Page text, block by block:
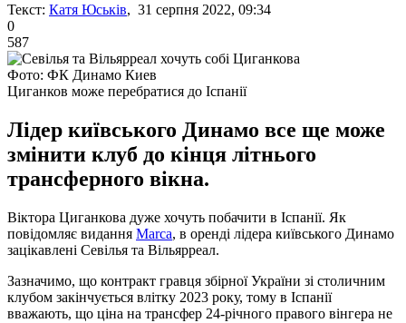
Текст: Катя Юськів, 31 серпня 2022, 09:34
0
587
Фото: ФК Динамо Киев
Циганков може перебратися до Іспанії
Лідер київського Динамо все ще може
змінити клуб до кінця літнього
трансферного вікна.
Віктора Циганкова дуже хочуть побачити в Іспанії. Як
повідомляє видання Marca, в оренді лідера київського Динамо
зацікавлені Севілья та Вільярреал.
Зазначимо, що контракт гравця збірної України зі столичним
клубом закінчується влітку 2023 року, тому в Іспанії
вважають, що ціна на трансфер 24-річного правого вінгера не